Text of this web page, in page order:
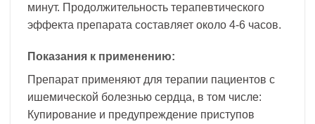
минут. Продолжительность терапевтического
эффекта препарата составляет около 4-6 часов.
Показания к применению:
Препарат применяют для терапии пациентов с
ишемической болезнью сердца, в том числе:
Купирование и предупреждение приступов